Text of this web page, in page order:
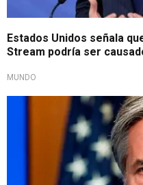
Estados Unidos señala
Stream podría ser
MUNDO